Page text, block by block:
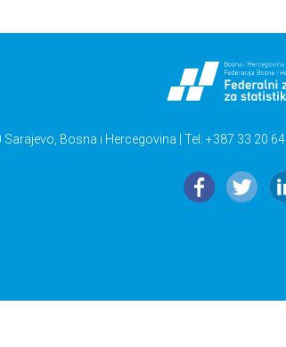
Bosna i Hercegovina | Tel: +387 33 20